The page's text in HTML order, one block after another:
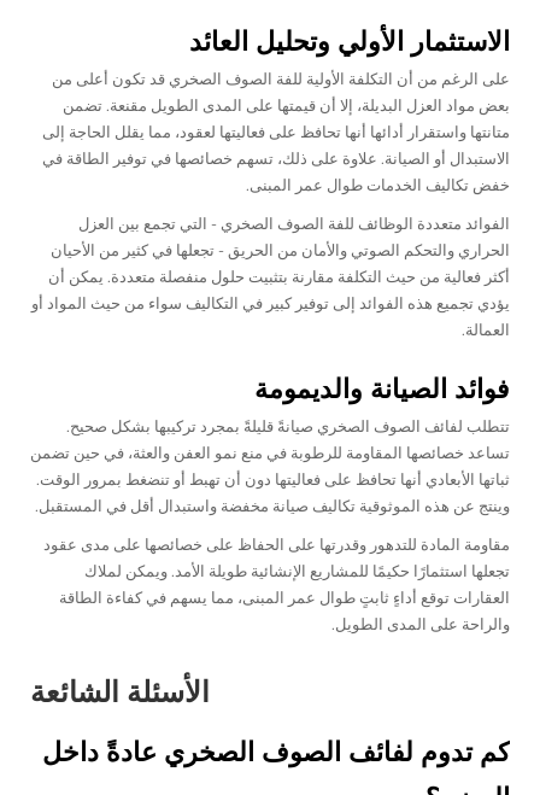
الاستثمار الأولي وتحليل العائد
على الرغم من أن التكلفة الأولية للفة الصوف الصخري قد تكون أعلى من
بعض مواد العزل البديلة، إلا أن قيمتها على المدى الطويل مقنعة. تضمن
متانتها واستقرار أدائها أنها تحافظ على فعاليتها لعقود، مما يقلل الحاجة إلى
الاستبدال أو الصيانة. علاوة على ذلك، تسهم خصائصها في توفير الطاقة في
خفض تكاليف الخدمات طوال عمر المبنى.
الفوائد متعددة الوظائف للفة الصوف الصخري - التي تجمع بين العزل
الحراري والتحكم الصوتي والأمان من الحريق - تجعلها في كثير من الأحيان
أكثر فعالية من حيث التكلفة مقارنة بتثبيت حلول منفصلة متعددة. يمكن أن
يؤدي تجميع هذه الفوائد إلى توفير كبير في التكاليف سواء من حيث المواد أو
العمالة.
فوائد الصيانة والديمومة
تتطلب لفائف الصوف الصخري صيانةً قليلةً بمجرد تركيبها بشكل صحيح.
تساعد خصائصها المقاومة للرطوبة في منع نمو العفن والعثة، في حين تضمن
ثباتها الأبعادي أنها تحافظ على فعاليتها دون أن تهبط أو تنضغط بمرور الوقت.
وينتج عن هذه الموثوقية تكاليف صيانة مخفضة واستبدال أقل في المستقبل.
مقاومة المادة للتدهور وقدرتها على الحفاظ على خصائصها على مدى عقود
تجعلها استثمارًا حكيمًا للمشاريع الإنشائية طويلة الأمد. ويمكن لملاك
العقارات توقع أداءٍ ثابتٍ طوال عمر المبنى، مما يسهم في كفاءة الطاقة
والراحة على المدى الطويل.
الأسئلة الشائعة
كم تدوم لفائف الصوف الصخري عادةً داخل